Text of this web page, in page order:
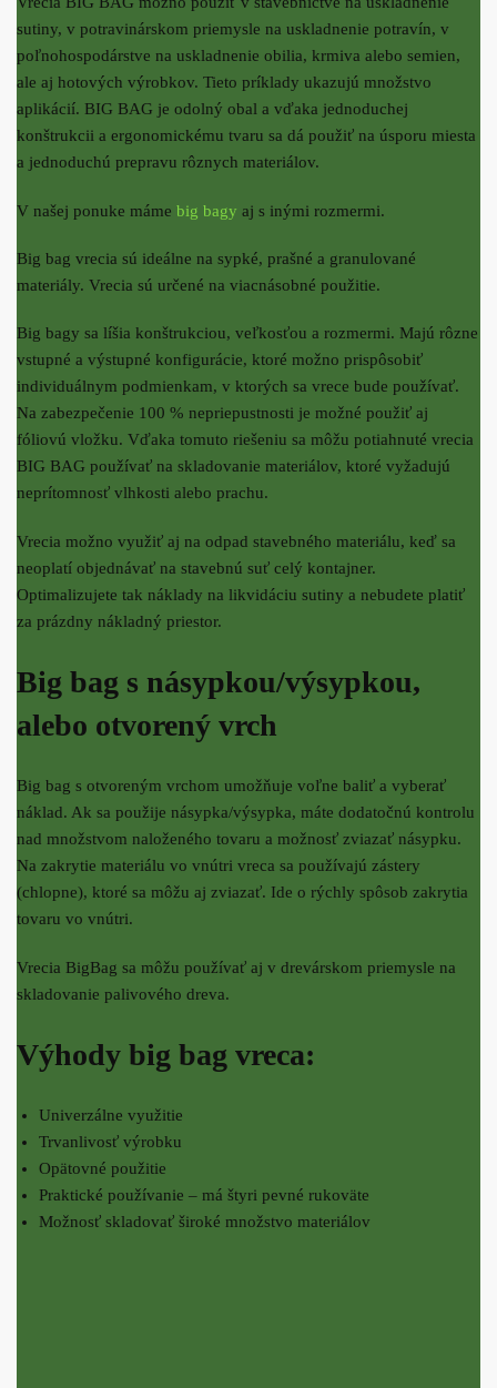
sutiny, v potravinárskom priemysle na uskladnenie potravín, v
poľnohospodárstve na uskladnenie obilia, krmiva alebo semien,
ale aj hotových výrobkov. Tieto príklady ukazujú množstvo
aplikácií. BIG BAG je odolný obal a vďaka jednoduchej
konštrukcii a ergonomickému tvaru sa dá použiť na úsporu miesta
a jednoduchú prepravu rôznych materiálov.
V našej ponuke máme big bagy aj s inými rozmermi.
Big bag vrecia sú ideálne na sypké, prašné a granulované
materiály. Vrecia sú určené na viacnásobné použitie.
Big bagy sa líšia konštrukciou, veľkosťou a rozmermi. Majú rôzne
vstupné a výstupné konfigurácie, ktoré možno prispôsobiť
individuálnym podmienkam, v ktorých sa vrece bude používať.
Na zabezpečenie 100 % nepriepustnosti je možné použiť aj
fóliovú vložku. Vďaka tomuto riešeniu sa môžu potiahnuté vrecia
BIG BAG používať na skladovanie materiálov, ktoré vyžadujú
neprítomnosť vlhkosti alebo prachu.
Vrecia možno využiť aj na odpad stavebného materiálu, keď sa
neoplatí objednávať na stavebnú suť celý kontajner.
Optimalizujete tak náklady na likvidáciu sutiny a nebudete platiť
za prázdny nákladný priestor.
Big bag s násypkou/výsypkou,
alebo otvorený vrch
Big bag s otvoreným vrchom umožňuje voľne baliť a vyberať
náklad. Ak sa použije násypka/výsypka, máte dodatočnú kontrolu
nad množstvom naloženého tovaru a možnosť zviazať násypku.
Na zakrytie materiálu vo vnútri vreca sa používajú zástery
(chlopne), ktoré sa môžu aj zviazať. Ide o rýchly spôsob zakrytia
tovaru vo vnútri.
Vrecia BigBag sa môžu používať aj v drevárskom priemysle na
skladovanie palivového dreva.
Výhody big bag vreca:
Univerzálne využitie
Trvanlivosť výrobku
Opätovné použitie
Praktické používanie – má štyri pevné rukoväte
Možnosť skladovať široké množstvo materiálov